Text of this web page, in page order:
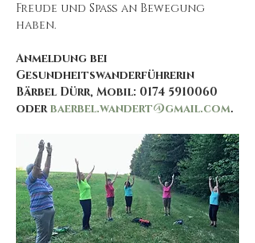
Freude und Spaß an Bewegung
haben.
Anmeldung bei
Gesundheitswanderführerin
Bärbel Dürr, Mobil: 0174 5910060
oder baerbel.wandert@gmail.com.